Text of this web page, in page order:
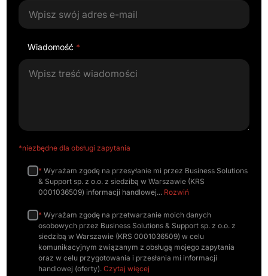
Wiadomość *
*niezbędne dla obsługi zapytania
* Wyrażam zgodę na przesyłanie mi przez Business Solutions
& Support sp. z o.o. z siedzibą w Warszawie (KRS
0001036509) informacji handlowej
Rozwiń
* Wyrażam zgodę na przetwarzanie moich danych
osobowych przez Business Solutions & Support sp. z o.o. z
siedzibą w Warszawie (KRS 0001036509) w celu
komunikacyjnym związanym z obsługą mojego zapytania
oraz w celu przygotowania i przesłania mi informacji
handlowej (oferty).Czytaj więcej